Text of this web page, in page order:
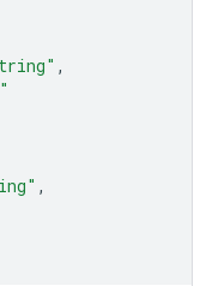
,
,